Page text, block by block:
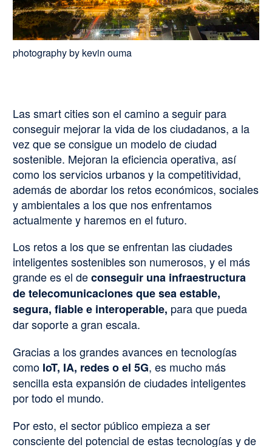
photography by kevin ouma
Las smart cities son el camino a seguir para
conseguir mejorar la vida de los ciudadanos, a la
vez que se consigue un modelo de ciudad
sostenible. Mejoran la eficiencia operativa, así
como los servicios urbanos y la competitividad,
además de abordar los retos económicos, sociales
y ambientales a los que nos enfrentamos
actualmente y haremos en el futuro.
Los retos a los que se enfrentan las ciudades
inteligentes sostenibles son numerosos, y el más
grande es el deconseguir una infraestructura
de telecomunicaciones que sea estable,
segura, fiable e interoperable, para que pueda
dar soporte a gran escala.
Gracias a los grandes avances en tecnologías
como IoT, IA, redes o el 5G, es mucho más
sencilla esta expansión de ciudades inteligentes
por todo el mundo.
Por esto, el sector público empieza a ser
consciente del potencial de estas tecnologías y de